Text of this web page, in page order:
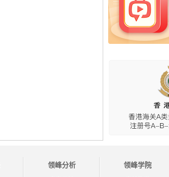
领峰分析 领峰学院